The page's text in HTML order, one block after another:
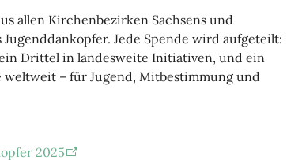
allen Kirchenbezirken Sachsens und
Jede Spende wird aufgeteilt:
Drittel in landesweite Initiativen, und ein
– für Jugend, Mitbestimmung und
2025